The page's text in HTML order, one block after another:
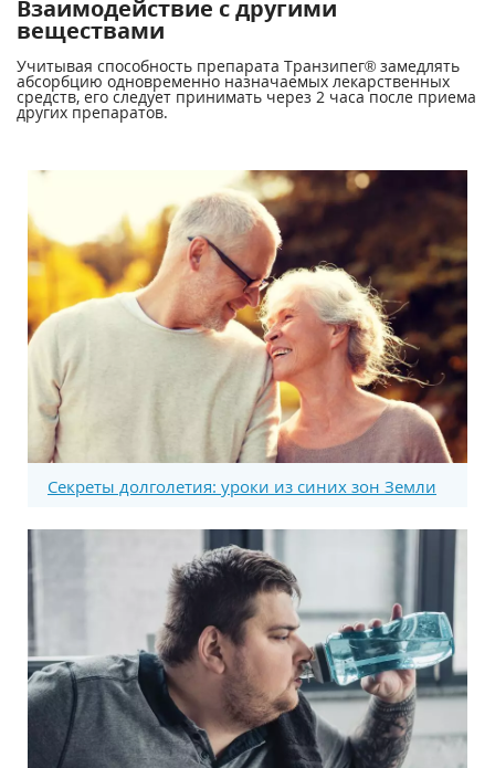
Взаимодействие с другими
веществами
Учитывая способность препарата Транзипег® замедлять
абсорбцию одновременно назначаемых лекарственных
средств, его следует принимать через 2 часа после приема
других препаратов.
Секреты долголетия: уроки из синих зон Земли